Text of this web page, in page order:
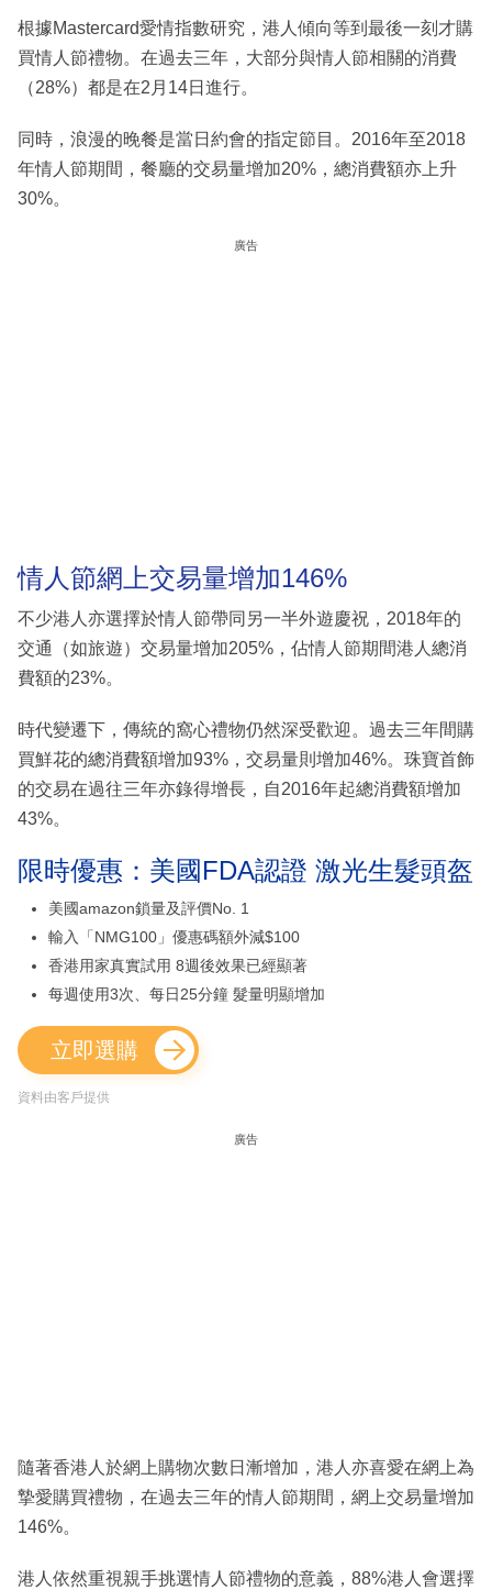
根據Mastercard愛情指數研究，港人傾向等到最後一刻才購
買情人節禮物。在過去三年，大部分與情人節相關的消費
（28%）都是在2月14日進行。
同時，浪漫的晚餐是當日約會的指定節目。2016年至2018
年情人節期間，餐廳的交易量增加20%，總消費額亦上升
30%。
廣告
情人節網上交易量增加146%
不少港人亦選擇於情人節帶同另一半外遊慶祝，2018年的
交通（如旅遊）交易量增加205%，佔情人節期間港人總消
費額的23%。
時代變遷下，傳統的窩心禮物仍然深受歡迎。過去三年間購
買鮮花的總消費額增加93%，交易量則增加46%。珠寶首飾
的交易在過往三年亦錄得增長，自2016年起總消費額增加
43%。
限時優惠：美國FDA認證 激光生髮頭盔
美國amazon鎖量及評價No. 1
輸入「NMG100」優惠碼額外減$100
香港用家真實試用 8週後效果已經顯著
每週使用3次、每日25分鐘 髮量明顯增加
立即選購
資料由客戶提供
廣告
隨著香港人於網上購物次數日漸增加，港人亦喜愛在網上為
摯愛購買禮物，在過去三年的情人節期間，網上交易量增加
146%。
港人依然重視親手挑選情人節禮物的意義，88%港人會選擇